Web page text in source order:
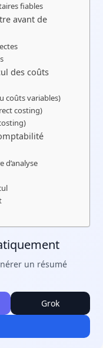
fiables
avant de
des coûts
coûts variables)
costing)
d’analyse
un résumé
Grok